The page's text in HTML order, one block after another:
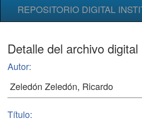
REPOSITORIO DIGITAL
Detalle del archivo digital
Autor:
Título: